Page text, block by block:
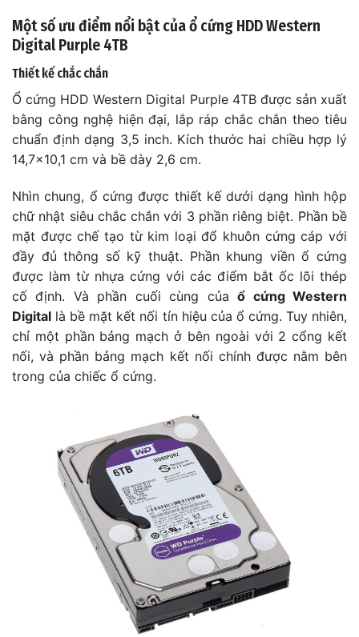
Một số ưu điểm nổi bật của ổ cứng HDD Western
Digital Purple 4TB
Thiết kế chắc chắn
Ổ cứng HDD Western Digital Purple 4TB được sản xuất
bằng công nghệ hiện đại, lắp ráp chắc chắn theo tiêu
chuẩn định dạng 3,5 inch. Kích thước hai chiều hợp lý
14,7×10,1 cm và bề dày 2,6 cm.
Nhìn chung, ổ cứng được thiết kế dưới dạng hình hộp
chữ nhật siêu chắc chắn với 3 phần riêng biệt. Phần bề
mặt được chế tạo từ kim loại đổ khuôn cứng cáp với
đầy đủ thông số kỹ thuật. Phần khung viền ổ cứng
được làm từ nhựa cứng với các điểm bắt ốc lõi thép
cố định. Và phần cuối cùng củaổ cứng Western
Digital là bề mặt kết nối tín hiệu của ổ cứng. Tuy nhiên,
chỉ một phần bảng mạch ở bên ngoài với 2 cổng kết
nối, và phần bảng mạch kết nối chính được nằm bên
trong của chiếc ổ cứng.